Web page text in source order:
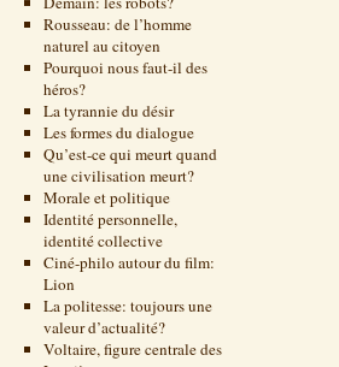
Rousseau: de l’homme
naturel au citoyen
Pourquoi nous faut-il des
héros?
La tyrannie du désir
Les formes du dialogue
Qu’est-ce qui meurt quand
une civilisation meurt?
Morale et politique
Identité personnelle,
identité collective
Ciné-philo autour du film:
Lion
La politesse: toujours une
valeur d’actualité?
Voltaire, figure centrale des